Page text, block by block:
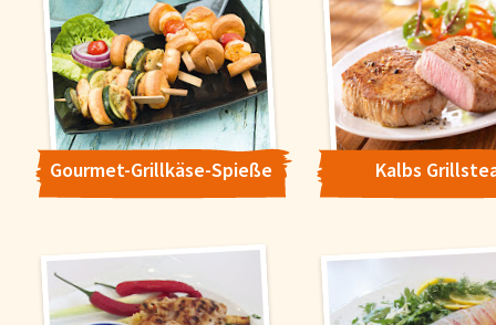
Gourmet-Grillkäse-Spieße Kalbs